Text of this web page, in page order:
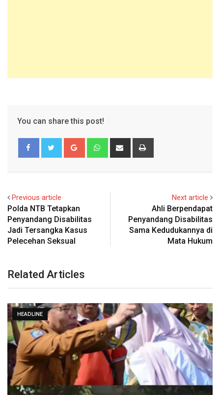
You can share this post!
Google+ WhatsappShare
Previous article
Polda NTB Tetapkan
Penyandang Disabilitas
Jadi Tersangka Kasus
Pelecehan Seksual
Next article
Ahli Berpendapat
Penyandang Disabilitas
Sama Kedudukannya di
Mata Hukum
Related Articles
HEADLINE